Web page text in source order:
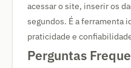
acessar o site, inserir os
segundos. É a ferramenta
praticidade e
Perguntas